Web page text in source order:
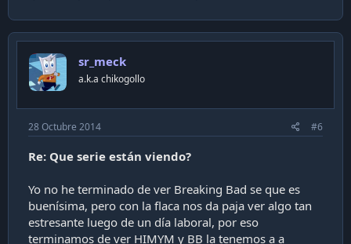
sr_meck
a.k.a chikogollo
28 Octubre 2014 #6
Re: Que serie están viendo?
Yo no he terminado de ver Breaking Bad se que es
buenísima, pero con la flaca nos da paja ver algo tan
estresante luego de un día laboral, por eso
terminamos de ver HIMYM y BB la tenemos a a